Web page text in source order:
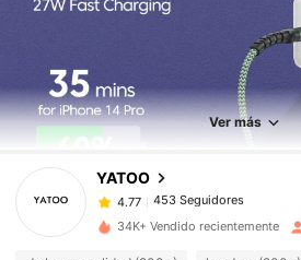
Ver más
YATOO
4.77 453 Seguidores
4.77
453 Seguidores
v***6
pagóHace 1 día
34K+ Vendido recientemente